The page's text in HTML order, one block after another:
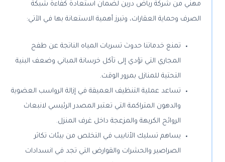
مهني من شركة رياض درين لضمان استعادة كفاءة شبكة
الصرف وحماية العقارات، وتبرز أهمية الاستعانة بها في الآتي:
تمنع خدماتنا حدوث تسربات المياه الناتجة عن طفح
المجاري التي تؤدي إلى تآكل خرسانة المباني وضعف البنية
التحتية للمنازل بمرور الوقت.
تساعد عملية التنظيف العميقة في إزالة الرواسب العضوية
والدهون المتراكمة التي تعتبر المصدر الرئيسي لانبعاث
الروائح الكريهة والمزعجة داخل غرف المنزل.
يساهم تسليك الأنابيب في التخلص من بيئات تكاثر
الصراصير والحشرات والقوارض التي تجد في انسدادات